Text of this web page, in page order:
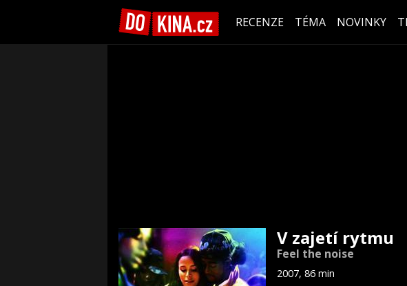
RECENZE TÉMA NOVINKY
V zajetí rytmu
Feel the noise
2007, 86 min